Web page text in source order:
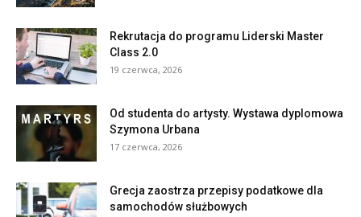
Rekrutacja do programu Liderski Master
Class 2.0
19 czerwca, 2026
Od studenta do artysty. Wystawa dyplomowa
Szymona Urbana
17 czerwca, 2026
Grecja zaostrza przepisy podatkowe dla
samochodów służbowych